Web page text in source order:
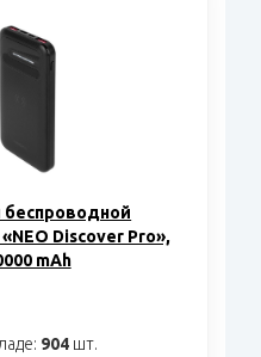
Discover Pro»,
mAh
904шт.